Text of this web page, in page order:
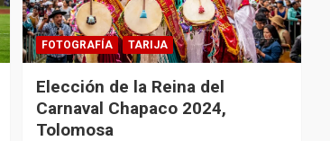
FOTOGRAFÍA TARIJA
Elección de la Reina del
Carnaval Chapaco 2024,
Tolomosa